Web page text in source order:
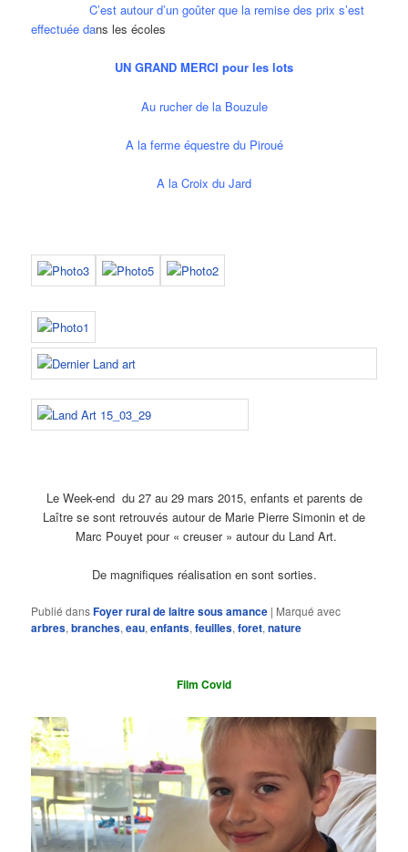
C’est autour d’un goûter que la remise des prix s’est
effectuée dans les écoles
UN GRAND MERCI pour les lots
Au rucher de la Bouzule
A la ferme équestre du Piroué
A la Croix du Jard
Le Week-end du 27 au 29 mars 2015, enfants et parents de
Laître se sont retrouvés autour de Marie Pierre Simonin et de
Marc Pouyet pour « creuser » autour du Land Art.
De magnifiques réalisation en sont sorties.
Publié dansFoyer rural de laitre sous amance | Marqué avec
arbres,branches,eau,enfants,feuilles,foret,nature
Film Covid